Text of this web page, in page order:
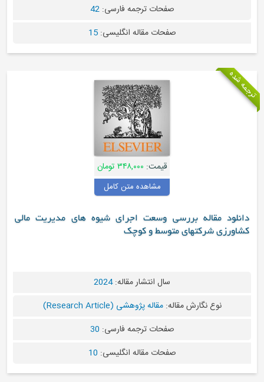
صفحات ترجمه فارسی:42
صفحات مقاله انگلیسی:15
شده
قیمت:۳۴۸,۰۰۰ تومان
مشاهده متن کامل
دانلود مقاله بررسی وسعت اجرای شیوه های مدیریت مالی
کشاورزی شرکتهای متوسط و کوچک
سال انتشار مقاله:2024
نوع نگارش مقاله:مقاله پژوهشی (Research Article)
صفحات ترجمه فارسی:30
صفحات مقاله انگلیسی:10